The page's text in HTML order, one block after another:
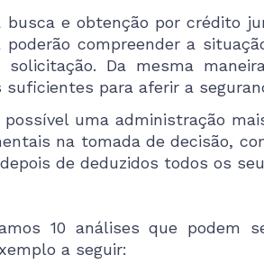
e obtenção por crédito
poderão compreender a
Da mesma
suficientes para aferir a
possível uma administração
na tomada de decisão,
de deduzidos todos os
10 análises que podem
a seguir: